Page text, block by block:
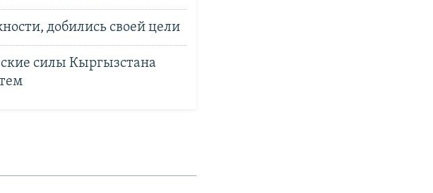
добились своей цели
силы Кыргызстана